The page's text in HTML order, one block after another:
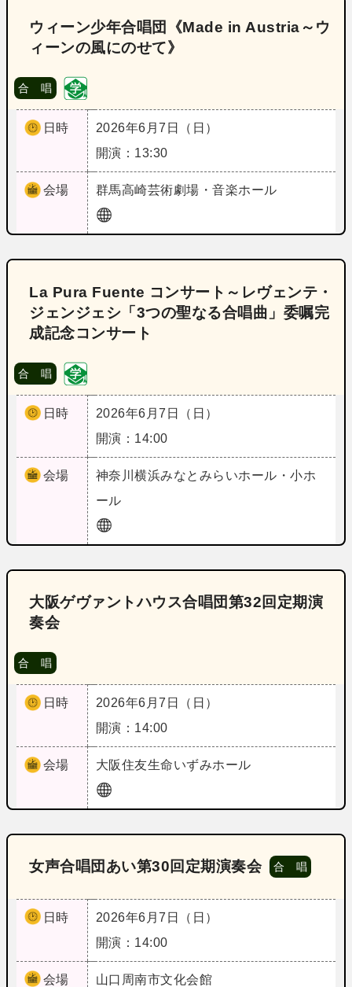
ウィーン少年合唱団《Made in Austria～ウ
ィーンの風にのせて》
合 唱
日時
2026年6月7日（日）
開演：13:30
会場 群馬高崎芸術劇場・音楽ホール
La Pura Fuente コンサート～レヴェンテ・
ジェンジェシ「3つの聖なる合唱曲」委嘱完
成記念コンサート
合 唱
日時
2026年6月7日（日）
開演：14:00
会場 神奈川横浜みなとみらいホール・小ホ
ール
大阪ゲヴァントハウス合唱団第32回定期演
奏会
合 唱
日時
2026年6月7日（日）
開演：14:00
会場 大阪住友生命いずみホール
女声合唱団あい第30回定期演奏会 合 唱
日時
2026年6月7日（日）
開演：14:00
会場 山口 周南市文化会館